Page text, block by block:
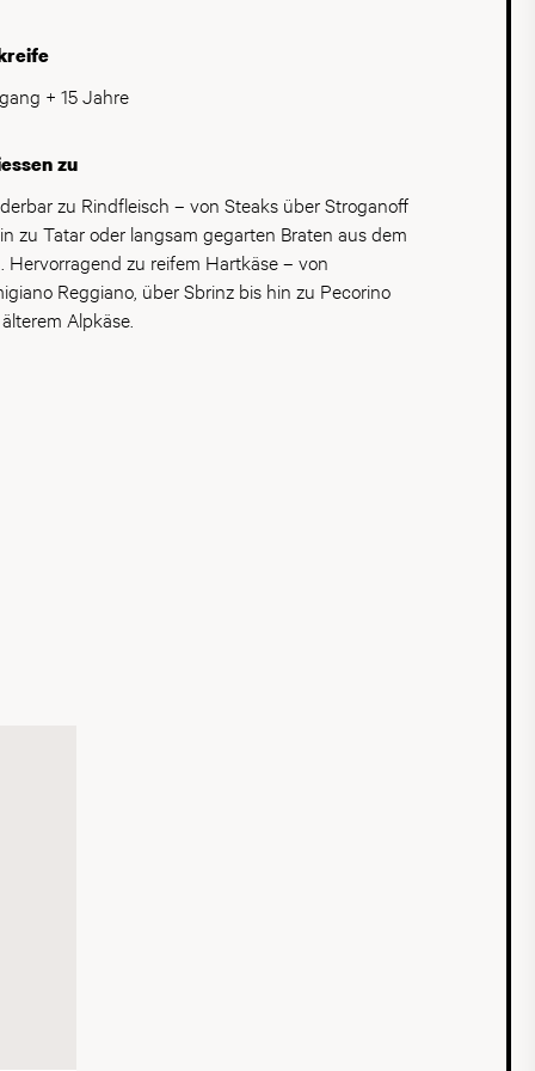
+ 15 Jahre
zu
zu Rindfleisch – von Steaks über Stroganoff
zu Tatar oder langsam gegarten Braten aus dem
Hervorragend zu reifem Hartkäse – von
Reggiano, über Sbrinz bis hin zu Pecorino
Alpkäse.